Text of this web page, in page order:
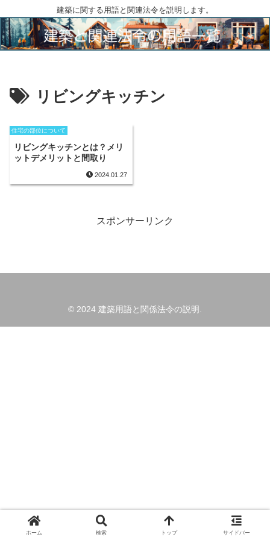
建築に関する用語と関連法令を説明します。
リビングキッチン
住宅の部位について
リビングキッチンとは？メリ
ットデメリットと間取り
2024.01.27
スポンサーリンク
© 2024 建築用語と関係法令の説明.
ホーム 検索 トップ サイドバー